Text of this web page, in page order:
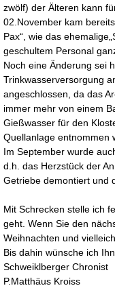
zwölf) der Älteren kann
02.November kam
Pax“, wie das
geschultem Personal
Noch eine Änderung sei
Trinkwasserversorgung
angeschlossen, da das
immer mehr von einem
Gießwasser für den
Quellanlage entnommen
Im September wurde
d.h. das Herzstück der
Getriebe demontiert und
Mit Schrecken stelle ich
geht. Wenn Sie den
Weihnachten und
Bis dahin wünsche ich
Schweiklberger Chronist
P.Matthäus Kroiss